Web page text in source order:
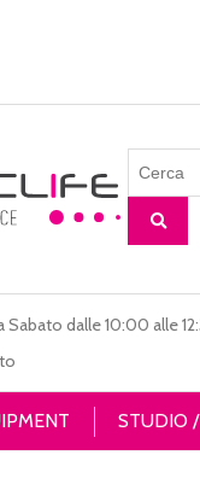
Sabato dalle 10:00 alle
STUDIO